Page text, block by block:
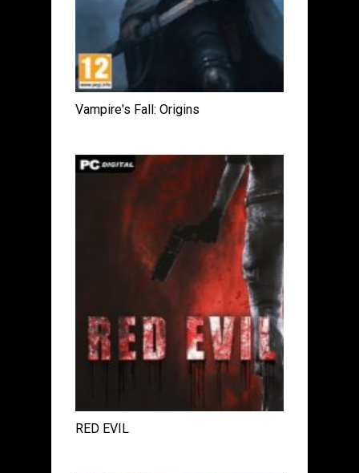
Vampire's Fall: Origins
RED EVIL